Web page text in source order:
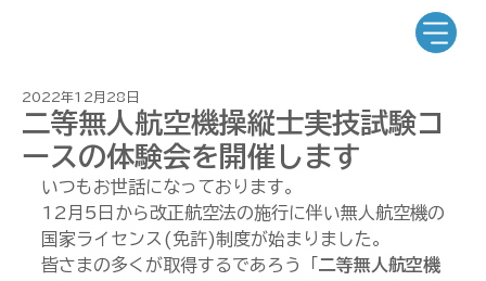
二等無人航空機操縦士実技試験コ
ースの体験会を開催します
2022年12月28日
いつもお世話になっております。
12月5日から改正航空法の施行に伴い無人航空機の
国家ライセンス(免許)制度が始まりました。
皆さまの多くが取得するであろう「
二等無人航空機